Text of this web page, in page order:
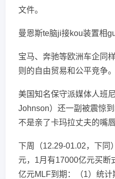
文件。
曼恩斯te脑ji接kou装置相
宝马、奔驰等欧洲车企同
则的自由贸易和公平竞争。
美国知名保守派媒体人班
Johnson）还一副被震惊
不是亲了卡玛拉丈夫的嘴
下周（12.29-01.02，下同
元，1月有17000亿元买断
亿元MLF到期：（1）统